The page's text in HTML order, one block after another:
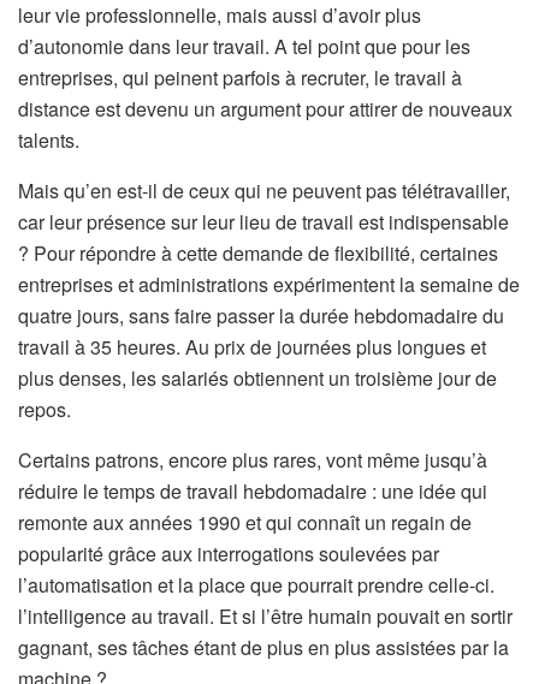
leur vie professionnelle, mais aussi d’avoir plus
d’autonomie dans leur travail. A tel point que pour les
entreprises, qui peinent parfois à recruter, le travail à
distance est devenu un argument pour attirer de nouveaux
talents.
Mais qu’en est-il de ceux qui ne peuvent pas télétravailler,
car leur présence sur leur lieu de travail est indispensable
? Pour répondre à cette demande de flexibilité, certaines
entreprises et administrations expérimentent la semaine de
quatre jours, sans faire passer la durée hebdomadaire du
travail à 35 heures. Au prix de journées plus longues et
plus denses, les salariés obtiennent un troisième jour de
repos.
Certains patrons, encore plus rares, vont même jusqu’à
réduire le temps de travail hebdomadaire : une idée qui
remonte aux années 1990 et qui connaît un regain de
popularité grâce aux interrogations soulevées par
l’automatisation et la place que pourrait prendre celle-ci.
l’intelligence au travail. Et si l’être humain pouvait en sortir
gagnant, ses tâches étant de plus en plus assistées par la